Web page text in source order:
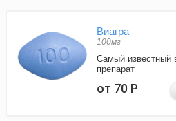
Виагра
100мг
Самый известный
препарат
от 70Р